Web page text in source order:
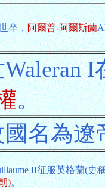
卒，阿爾普-阿爾斯蘭
。
名為遼
II征服英格蘭(史
)。